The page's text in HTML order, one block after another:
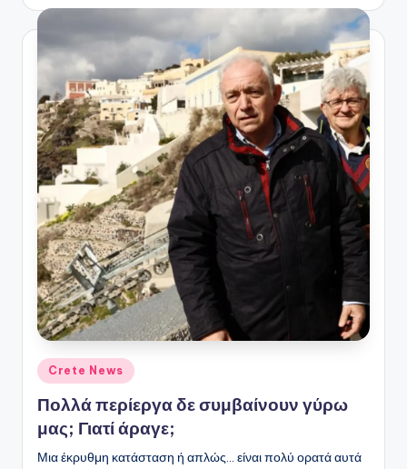
Αναρτήθηκε
σε
Crete News
Πολλά περίεργα δε συμβαίνουν γύρω
μας; Γιατί άραγε;
Μια έκρυθμη κατάσταση ή απλώς... είναι πολύ ορατά αυτά